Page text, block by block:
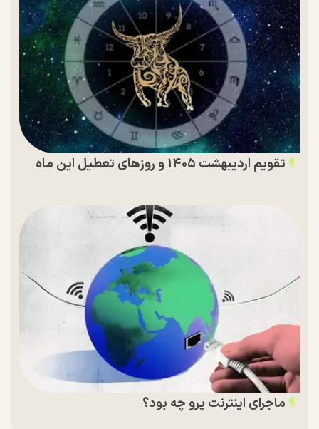
تقویم اردیبهشت ۱۴۰۵ و روز‌های تعطیل این ماه
ماجرای اینترنت پرو چه بود؟